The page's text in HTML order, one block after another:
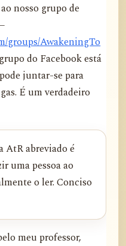
nosso grupo de
groups/AwakeningTo
do Facebook está
juntar-se para
É um verdadeiro
AtR abreviado é
uma pessoa ao
o ler. Conciso
meu professor,